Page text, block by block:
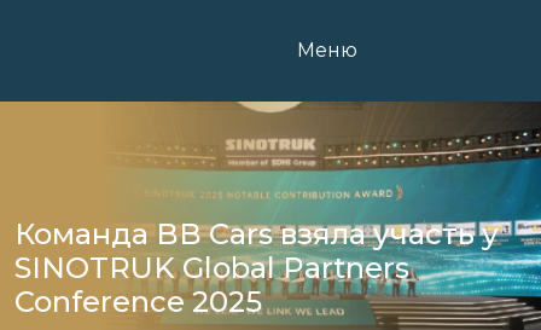
Меню
Команда BB Cars взяла участь у
SINOTRUK Global Partners
Conference 2025